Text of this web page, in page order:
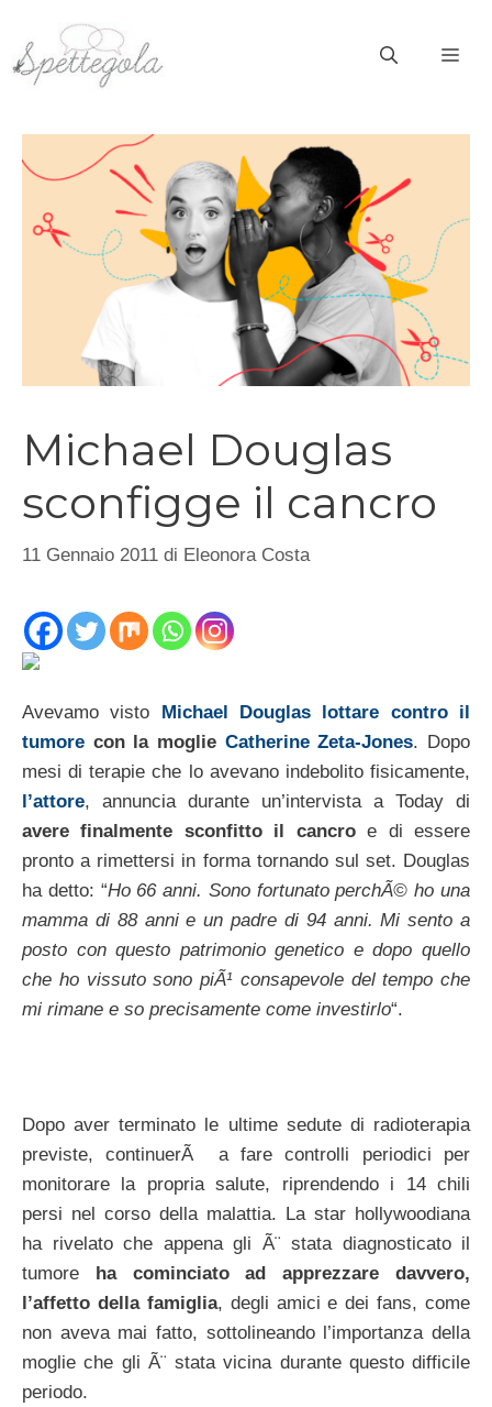
contenuto
Michael Douglas
sconfigge il cancro
11 Gennaio 2011 di Eleonora Costa
Avevamo visto
Michael Douglas lottare contro il
tumore con la moglie Catherine Zeta-Jones. Dopo
mesi di terapie che lo avevano indebolito fisicamente,
l’attore, annuncia durante un’intervista a Today di
avere finalmente sconfitto il cancroe di essere
pronto a rimettersi in forma tornando sul set. Douglas
ha detto: “Ho 66 anni. Sono fortunato perchÃ© ho una
mamma di 88 anni e un padre di 94 anni. Mi sento a
posto con questo patrimonio genetico e dopo quello
che ho vissuto sono piÃ¹ consapevole del tempo che
mi rimane e so precisamente come investirlo“.
Dopo aver terminato le ultime sedute di radioterapia
previste, continuerÃ a fare controlli periodici per
monitorare la propria salute, riprendendo i 14 chili
persi nel corso della malattia. La star hollywoodiana
ha rivelato che appena gli Ã¨ stata diagnosticato il
tumore ha cominciato ad apprezzare davvero,
l’affetto della famiglia, degli amici e dei fans, come
non aveva mai fatto, sottolineando l’importanza della
moglie che gli Ã¨ stata vicina durante questo difficile
periodo.